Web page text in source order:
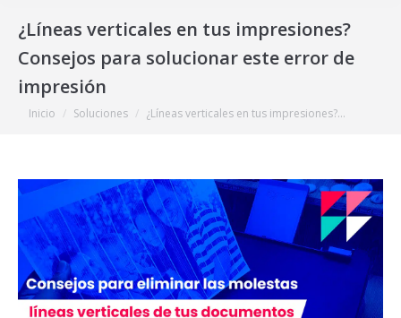
¿Líneas verticales en tus impresiones?
Consejos para solucionar este error de
impresión
Estás aquí:
Inicio Soluciones ¿Líneas verticales en tus impresiones?…